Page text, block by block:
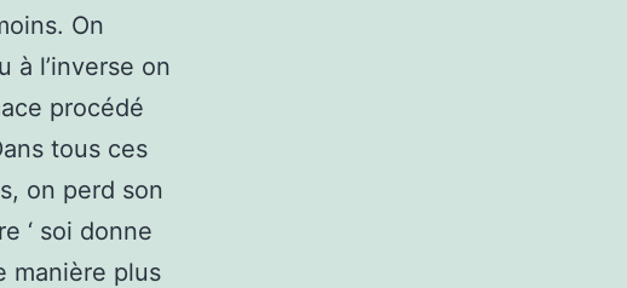
On
à l’inverse on
procédé
tous ces
on perd son
‘ soi donne
manière plus